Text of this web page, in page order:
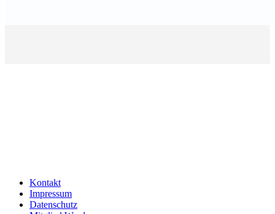
Kontakt
Impressum
Datenschutz